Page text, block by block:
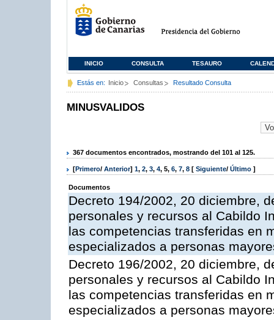
INICIO CONSULTA TESAURO
Estás en: Inicio Consultas Resultado Consulta
MINUSVALIDOS
367 documentos encontrados, mostrando del 101 al 125.
[Primero/ Anterior] 1, 2, 3, 4, 5, 6, 7, 8 [ Siguiente/ Último ]
Documentos
Decreto 194/2002, 20 diciembre,
personales y recursos al Cabildo
las competencias transferidas en
especializados a personas
Decreto 196/2002, 20 diciembre,
personales y recursos al Cabildo
las competencias transferidas en
especializados a personas